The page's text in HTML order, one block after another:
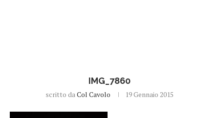
IMG_7860
scritto daCol Cavolo 19 Gennaio 2015